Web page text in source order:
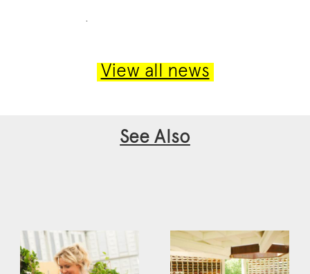
зручний спосіб отримати необхідні кошти
формальностей і затримок. Достатньо
строки погашення і відсутність
такі сервіси популярними серед тих, хто
View all news
See Also